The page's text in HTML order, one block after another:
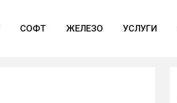
СОФТ ЖЕЛЕЗО УСЛУГИ